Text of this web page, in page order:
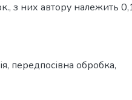
з них автору належить
, передпосівна обробка,